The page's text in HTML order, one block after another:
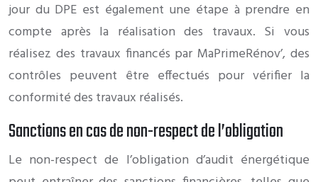
jour du DPE est également une étape à prendre en
compte après la réalisation des travaux. Si vous
réalisez des travaux financés par MaPrimeRénov’, des
contrôles peuvent être effectués pour vérifier la
conformité des travaux réalisés.
Sanctions en cas de non-respect de l’obligation
Le non-respect de l’obligation d’audit énergétique